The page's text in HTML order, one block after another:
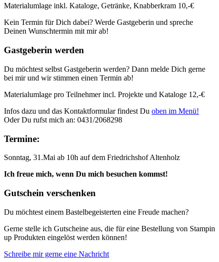
Materialumlage inkl. Kataloge, Getränke, Knabberkram 10,-€
Kein Termin für Dich dabei? Werde Gastgeberin und spreche
Deinen Wunschtermin mit mir ab!
Gastgeberin werden
Du möchtest selbst Gastgeberin werden? Dann melde Dich gerne
bei mir und wir stimmen einen Termin ab!
Materialumlage pro Teilnehmer incl. Projekte und Kataloge 12,-€
Infos dazu und das Kontaktformular findest Du oben im Menü!
Oder Du rufst mich an: 0431/2068298
Termine:
Sonntag, 31.Mai ab 10h auf dem Friedrichshof Altenholz
Ich freue mich, wenn Du mich besuchen kommst!
Gutschein verschenken
Du möchtest einem Bastelbegeisterten eine Freude machen?
Gerne stelle ich Gutscheine aus, die für eine Bestellung von Stampin
up Produkten eingelöst werden können!
Schreibe mir gerne eine Nachricht